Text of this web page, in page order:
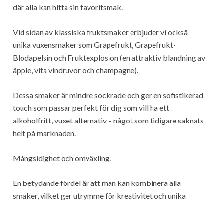
där alla kan hitta sin favoritsmak.
Vid sidan av klassiska fruktsmaker erbjuder vi också
unika vuxensmaker som Grapefrukt, Grapefrukt-
Blodapelsin och Fruktexplosion (en attraktiv blandning av
äpple, vita vindruvor och champagne).
Dessa smaker är mindre sockrade och ger en sofistikerad
touch som passar perfekt för dig som vill ha ett
alkoholfritt, vuxet alternativ – något som tidigare saknats
helt på marknaden.
Mångsidighet och omväxling.
En betydande fördel är att man kan kombinera alla
smaker, vilket ger utrymme för kreativitet och unika